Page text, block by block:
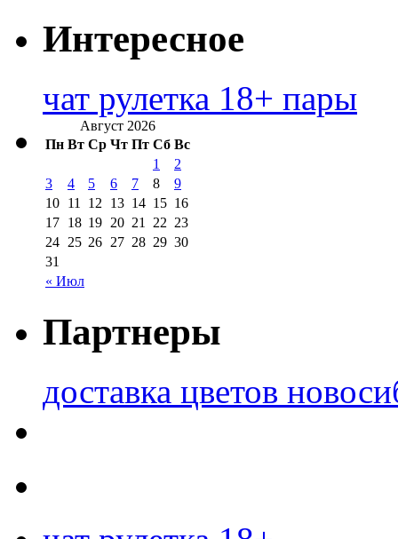
Интересное
чат рулетка 18+ пары
Август 2026
Пн Вт Ср Чт Пт Сб Вс
« Июл
1
2
3
4 5 6 7 8
9
10 11 12 13 14 15 16
17 18 19 20 21 22 23
24 25 26 27 28 29 30
31
Партнеры
доставка цветов